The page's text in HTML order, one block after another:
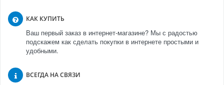
КАК КУПИТЬ
Ваш первый заказ в интернет-магазине? Мы с радостью
подскажем как сделать покупки в интернете простыми и
удобными.
ВСЕГДА НА СВЯЗИ